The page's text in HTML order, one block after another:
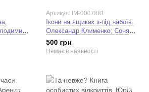
Артикул: IM-0007881
Ікони на ящиках з-під набоїв.
Олександр Клименко; Соня
Атлантова
500 грн
Немає в наявності